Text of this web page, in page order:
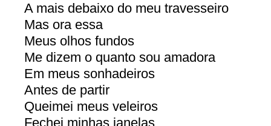
A mais debaixo do meu travesseiro
Mas ora essa
Meus olhos fundos
Me dizem o quanto sou amadora
Em meus sonhadeiros
Antes de partir
Queimei meus veleiros
Fechei minhas janelas